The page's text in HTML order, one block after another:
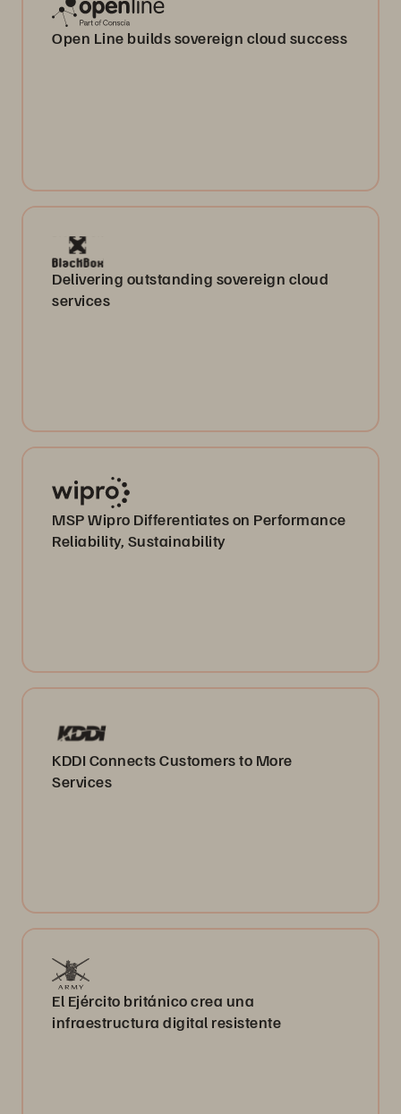
Open Line builds sovereign cloud success
Delivering outstanding sovereign cloud
services
MSP Wipro Differentiates on Performance
Reliability, Sustainability
KDDI Connects Customers to More
Services
El Ejército británico crea una
infraestructura digital resistente